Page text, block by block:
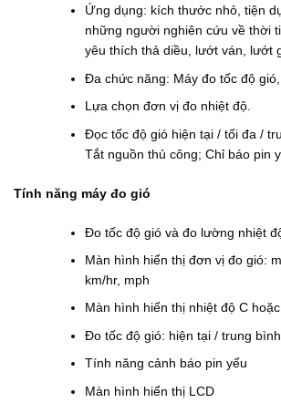
Ứng dụng: kích thước nhỏ,tiện
những người nghiên cứu về thời
yêu thích thả diều, lướt ván, lướt
Đa chức năng: Máy đo tốc độ gió,
Lựa chọn đơn vị đo nhiệt độ.
Đọc tốc độ gió hiện tại / tối đa /
Tắt nguồn thủ công; Chỉ báo pin
Tính năng máy đo gió
Đo tốc độ gió và đo lường nhiệt
Màn hình hiển thị đơn vị đo gió:
km/hr, mph
Màn hình hiển thị nhiệt độ C hoặc
Đo tốc độ gió: hiện tại / trung
Tính năngcảnh báo pin yếu
Màn hình hiển thị LCD